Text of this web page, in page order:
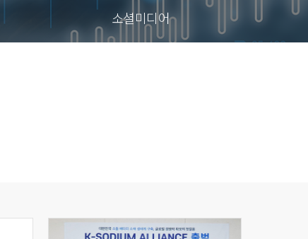
소셜미디어